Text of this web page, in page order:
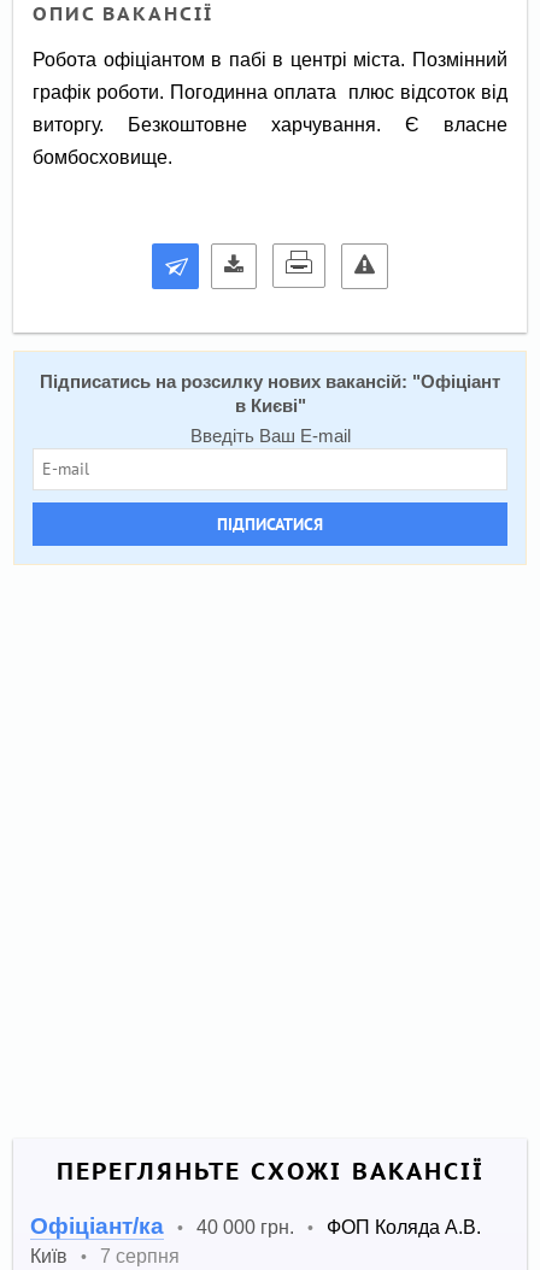
ОПИС ВАКАНСІЇ
Робота офіціантом в пабі в центрі міста. Позмінний
графік роботи. Погодинна оплата плюс відсоток від
виторгу. Безкоштовне харчування. Є власне
бомбосховище.
Підписатись на розсилку нових вакансій: "Офіціант
в Києві"
Введіть Ваш E-mail
ПІДПИСАТИСЯ
ПЕРЕГЛЯНЬТЕ СХОЖІ ВАКАНСІЇ
Офіціант/ка • 40 000 грн. •
ФОП Коляда А.В.
Київ
• 7 серпня